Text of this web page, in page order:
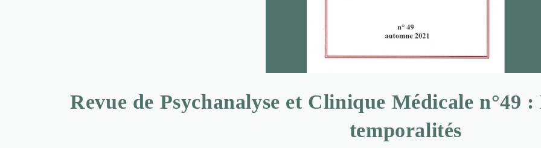
Revue de Psychanalyse et Clinique Médicale n°49
temporalités